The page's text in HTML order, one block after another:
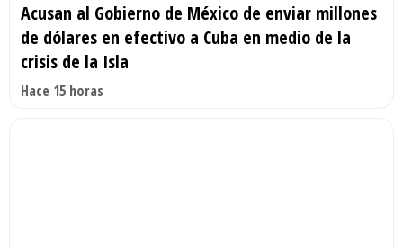
Acusan al Gobierno de México de enviar millones
de dólares en efectivo a Cuba en medio de la
crisis de la Isla
Hace 15 horas